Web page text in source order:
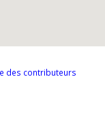
des contributeurs